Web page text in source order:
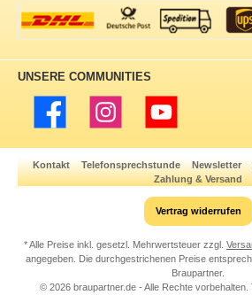
UNSERE COMMUNITIES
Facebook Instagram YouTube
Kontakt Telefonsprechstunde Newsletter
Zahlung & Versand
Vertrag widerrufen
* Alle Preise inkl. gesetzl. Mehrwertsteuer zzgl.
angegeben. Die durchgestrichenen Preise
Braupartner.
© 2026 braupartner.de - Alle Rechte vorbehalten.